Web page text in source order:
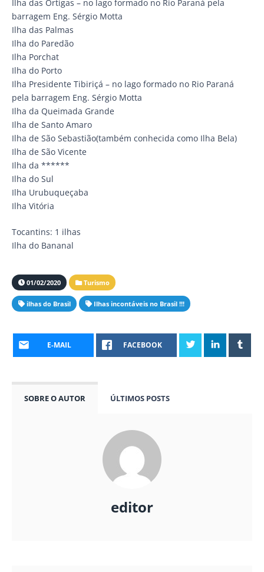
Ilha das Ortigas – no lago formado no Rio Paraná pela
barragem Eng. Sérgio Motta
Ilha das Palmas
Ilha do Paredão
Ilha Porchat
Ilha do Porto
Ilha Presidente Tibiriçá – no lago formado no Rio Paraná
pela barragem Eng. Sérgio Motta
Ilha da Queimada Grande
Ilha de Santo Amaro
Ilha de São Sebastião(também conhecida como Ilha Bela)
Ilha de São Vicente
Ilha da ******
Ilha do Sul
Ilha Urubuqueçaba
Ilha Vitória
Tocantins: 1 ilhas
Ilha do Bananal
01/02/2020 Turismo
ilhas do Brasil Ilhas incontáveis no Brasil !!!
E-MAIL FACEBOOK
SOBRE O AUTOR ÚLTIMOS POSTS
editor